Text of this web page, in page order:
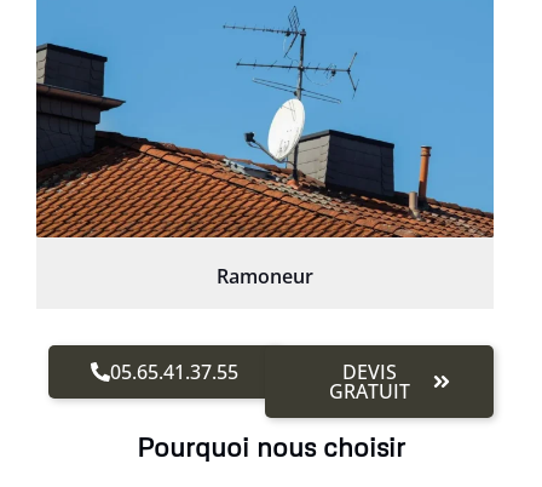
Ramoneur
05.65.41.37.55 DEVIS
GRATUIT
Pourquoi nous choisir